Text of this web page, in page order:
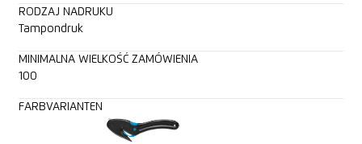
RODZAJ NADRUKU
Tampondruk
MINIMALNA WIELKOŚĆ ZAMÓWIENIA
100
FARBVARIANTEN